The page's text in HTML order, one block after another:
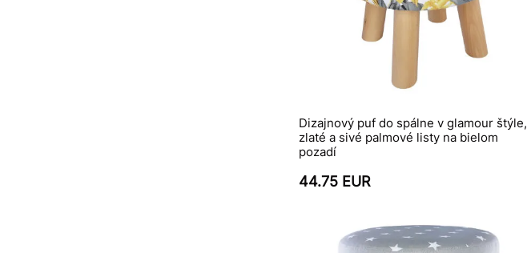
Dizajnový puf do spálne v glamour štýle,
zlaté a sivé palmové listy na bielom
pozadí
44.75 EUR